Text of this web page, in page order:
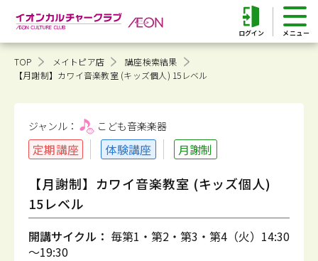
ログイン
TOP メイトピア店
講座検索結果
【月謝制】カワイ音楽教室 (キッズ個人) 15レベル
ジャンル： こども音楽楽器
定期講座 体験講座 月謝制
【月謝制】カワイ音楽教室 (キッズ個人)
15レベル
開講サイクル： 毎第1・第2・第3・第4（火）14:30
～19:30